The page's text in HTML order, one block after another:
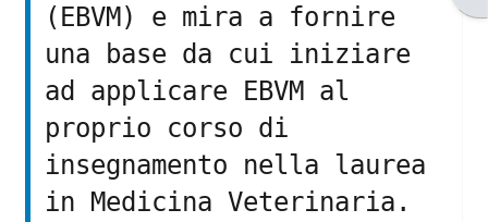
(EBVM) e mira a fornire
una base da cui iniziare
ad applicare EBVM al
proprio corso di
insegnamento nella laurea
in Medicina Veterinaria.